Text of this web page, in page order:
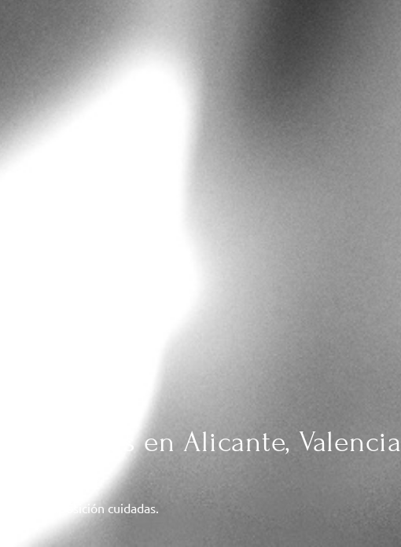
de Bodas en Alicante, Valencia
luz y composición cuidadas.